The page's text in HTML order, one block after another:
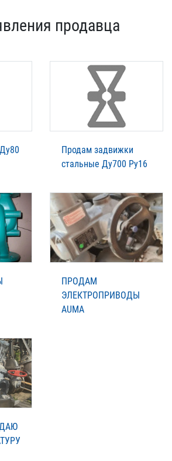
продавца
Продам задвижки
стальные Ду700 Ру16
ПРОДАМ
ЭЛЕКТРОПРИВОДЫ
AUMA